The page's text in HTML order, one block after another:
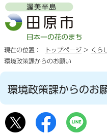
現在の位置： トップページ > くら
環境政策課からのお願い
環境政策課からのお